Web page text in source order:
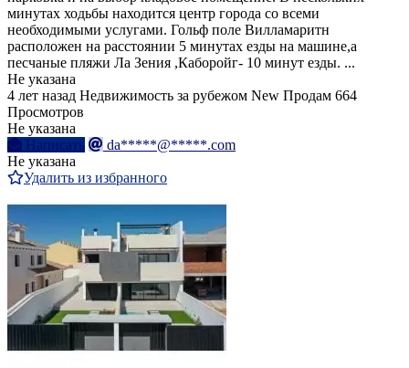
минутах ходьбы находится центр города со всеми
необходимыми услугами. Гольф поле Вилламаритн
расположен на расстоянии 5 минутах езды на машине,а
песчаные пляжи Ла Зения ,Каборойг- 10 минут езды. ...
Не указана
4 лет назад Недвижимость за рубежом New Продам 664
Просмотров
Не указана
Написать
da*****@*****.com
Не указана
Удалить из избранного